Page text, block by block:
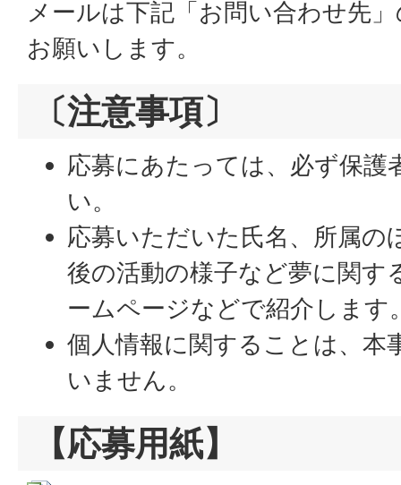
メールは下記「お問い合わせ先
お願いします。
〔注意事項〕
応募にあたっては、必ず保護
い。
応募いただいた氏名、所属の
後の活動の様子など夢に関す
ームページなどで紹介します
個人情報に関することは、本
いません。
【応募用紙】